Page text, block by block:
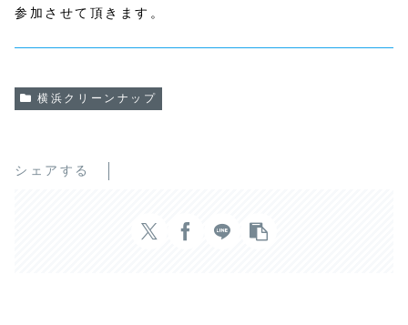
参加させて頂きます。
横浜クリーンナップ
シェアする